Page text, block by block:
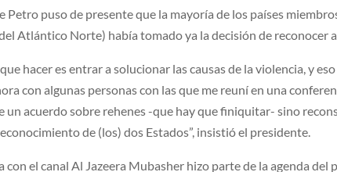
Petro puso de presente que la mayoría de los países
Atlántico Norte) había tomado ya la decisión de reconocer
hacer es entrar a solucionar las causas de la violencia, y
con algunas personas con las que me reuní en una
un acuerdo sobre rehenes -que hay que finiquitar- sino
de (los) dos Estados”, insistió el presidente.
con el canal Al Jazeera Mubasher hizo parte de la agenda del